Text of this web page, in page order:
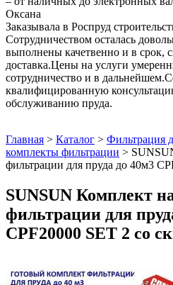
Оксана
Заказывала в Роспруд
Сотрудничеством осталась
выполнены качетвенно и в срок,
доставка.Цены на услуги
сотрудничество и в
квалифицированную
обслуживанию пруда.
Главная > Каталог > Фильтрация
комплекты фильтрации >
фильтрации для пруда до 40м3
SUNSUN Комплект
фильтрации для
CPF20000 SET 2 со